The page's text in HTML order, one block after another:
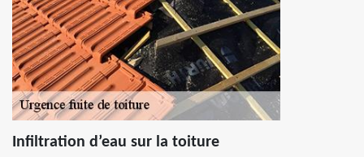
Infiltration d’eau sur la toiture